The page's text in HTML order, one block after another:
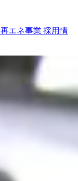
再エネ事業 採用情